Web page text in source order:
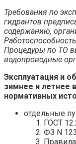
Требования по
гидрантов
содержанию,
Процедуры по ТО
водопроводные
Эксплуатация и
зимнее и летнее
нормативных
отдельные
ГОСТ
ФЗ N